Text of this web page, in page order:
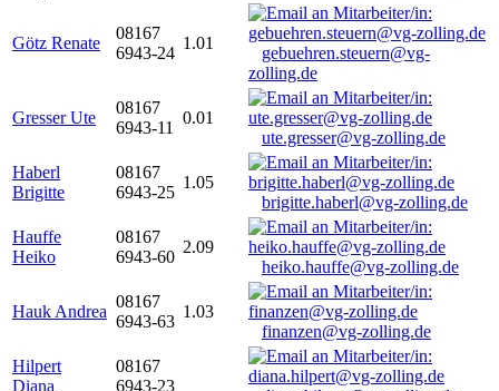
Götz Renate
08167
6943-24
1.01
gebuehren.steuern@vg-
zolling.de
Gresser Ute
08167
6943-11
0.01
ute.gresser@vg-zolling.de
Haberl
Brigitte
08167
6943-25
1.05
brigitte.haberl@vg-zolling.de
Hauffe
Heiko
08167
6943-60
2.09
heiko.hauffe@vg-zolling.de
Hauk Andrea
08167
6943-63
1.03
finanzen@vg-zolling.de
Hilpert
Diana
08167
6943-23